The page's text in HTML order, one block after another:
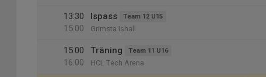
13:30
15:00
Ispass Team 12 U15
Grimsta Ishall
15:00
16:00
Träning Team 11 U16
HCL Tech Arena